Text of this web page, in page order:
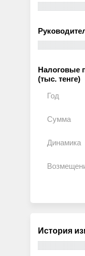
Налоговые
(тыс. тенге)
История